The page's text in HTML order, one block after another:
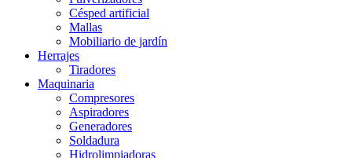
Césped artificial
Mallas
Mobiliario de jardín
Herrajes
Tiradores
Maquinaria
Compresores
Aspiradores
Generadores
Soldadura
Hidrolimpiadoras